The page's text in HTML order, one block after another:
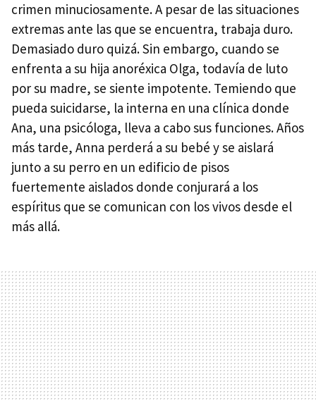
crimen minuciosamente. A pesar de las situaciones
extremas ante las que se encuentra, trabaja duro.
Demasiado duro quizá. Sin embargo, cuando se
enfrenta a su hija anoréxica Olga, todavía de luto
por su madre, se siente impotente. Temiendo que
pueda suicidarse, la interna en una clínica donde
Ana, una psicóloga, lleva a cabo sus funciones. Años
más tarde, Anna perderá a su bebé y se aislará
junto a su perro en un edificio de pisos
fuertemente aislados donde conjurará a los
espíritus que se comunican con los vivos desde el
más allá.